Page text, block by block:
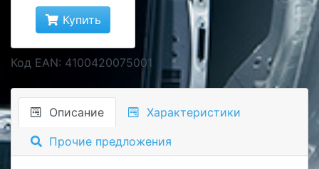
Купить
Код EAN: 4100420075001
Описание Характеристики
Прочие предложения